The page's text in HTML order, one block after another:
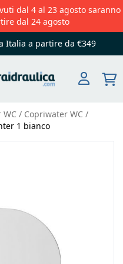
dal 4 al 23 agosto saranno
dal 24 agosto
Italia a partire da €349
Copriwater WC
1 bianco